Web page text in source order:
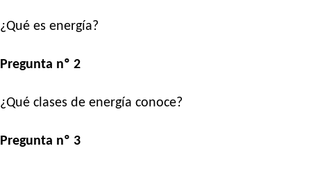
¿Qué es energía?
Pregunta nº 2
¿Qué clases de energía conoce?
Pregunta nº 3